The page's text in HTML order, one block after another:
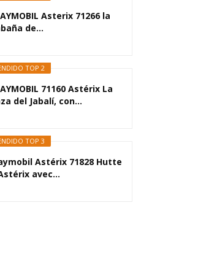
Asterix 71266 la
de...
TOP 2
71160 Astérix La
del Jabalí, con...
TOP 3
Astérix 71828 Hutte
avec...